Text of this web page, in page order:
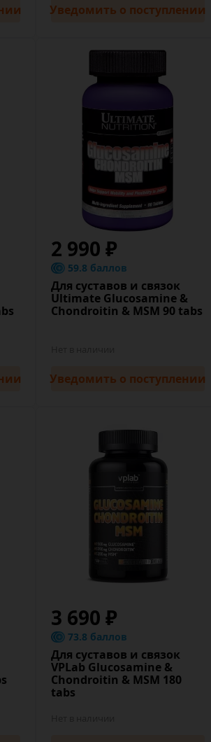
Уведомить о поступлении
2 990 ₽
59.8 баллов
Для суставов и связок
Ultimate Glucosamine &
Chondroitin & MSM 90 tabs
Уведомить о поступлении
3 690 ₽
73.8 баллов
Для суставов и связок
VPLab Glucosamine &
Chondroitin & MSM 180
tabs